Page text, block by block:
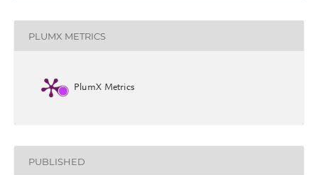
PLUMX METRICS
PlumX Metrics
PUBLISHED